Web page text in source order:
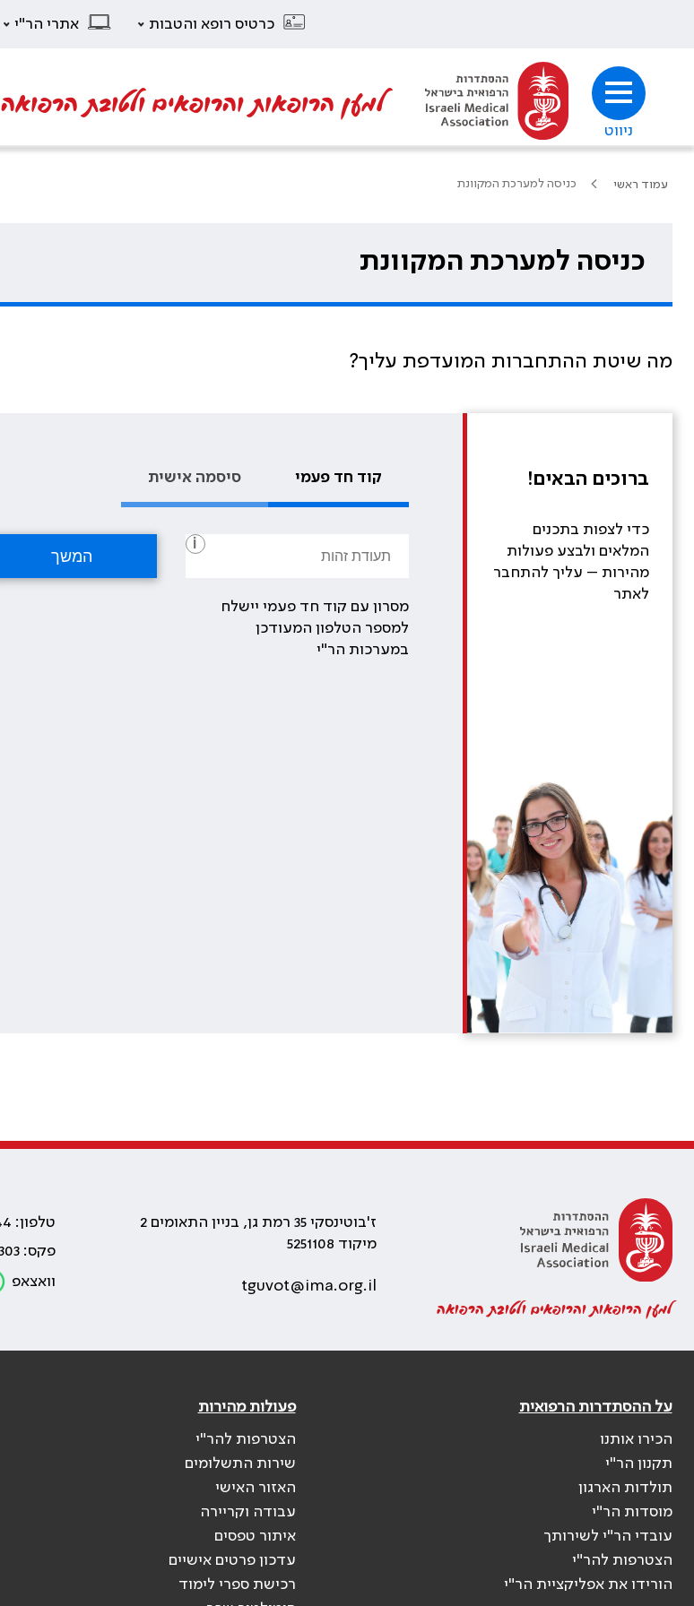
כרטיס רופא והטבות אתרי הר"י
ניווט
למען הרופאות והרופאים ולטובת הרפואה
עמוד ראשי כניסה למערכת המקוונת
כניסה למערכת המקוונת
מה שיטת ההתחברות המועדפת עליך?
ברוכים הבאים!
כדי לצפות בתכנים
המלאים ולבצע פעולות
מהירות – עליך להתחבר
לאתר
קוד חד פעמי סיסמה אישית
i
מסרון עם קוד חד פעמי יישלח
למספר הטלפון המעודכן
במערכות הר"י
למען הרופאות והרופאים ולטובת הרפואה
ז'בוטינסקי 35 רמת גן, בניין התאומים 2
מיקוד 5251108
tguvot@ima.org.il
טלפון: 03-6100444
פקס: 03-5753303
וואצאפ
על ההסתדרות הרפואית
הכירו אותנו
תקנון הר"י
תולדות הארגון
מוסדות הר"י
עובדי הר"י לשירותך
הצטרפות להר"י
הורידו את אפליקציית הר"י
פעולות מהירות
הצטרפות להר"י
שירות התשלומים
האזור האישי
עבודה וקריירה
איתור טפסים
עדכון פרטים אישיים
רכישת ספרי לימוד